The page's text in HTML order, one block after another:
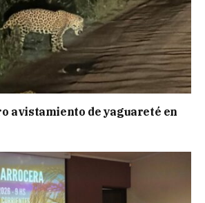
avistamiento de yaguareté en